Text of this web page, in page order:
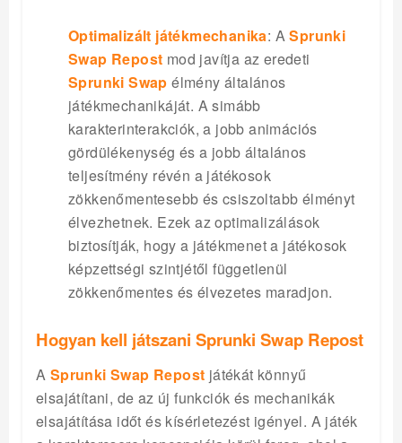
Optimalizált játékmechanika: ASprunki
Swap Repost mod javítja az eredeti
Sprunki Swap élmény általános
játékmechanikáját. A simább
karakterinterakciók, a jobb animációs
gördülékenység és a jobb általános
teljesítmény révén a játékosok
zökkenőmentesebb és csiszoltabb élményt
élvezhetnek. Ezek az optimalizálások
biztosítják, hogy a játékmenet a játékosok
képzettségi szintjétől függetlenül
zökkenőmentes és élvezetes maradjon.
Hogyan kell játszani Sprunki Swap Repost
A Sprunki Swap Repost játékát könnyű
elsajátítani, de az új funkciók és mechanikák
elsajátítása időt és kísérletezést igényel. A játék